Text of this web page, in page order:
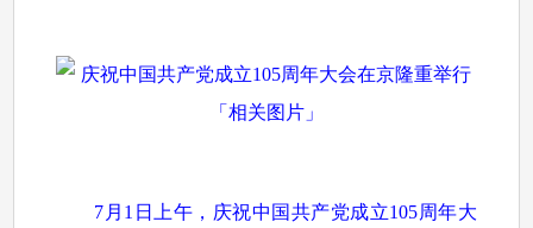
7月1日上午，庆祝中国共产党成立105周年大